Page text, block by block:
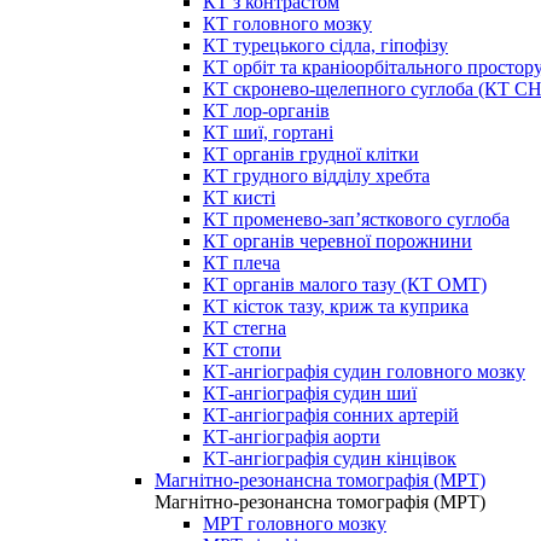
КТ головного мозку
КТ турецького сідла, гіпофізу
КТ орбіт та краніоорбітального
КТ скронево-щелепного суглоба (КТ
КТ лор-органів
КТ шиї, гортані
КТ органів грудної клітки
КТ грудного відділу хребта
КТ кисті
КТ променево-зап’ясткового суглоба
КТ органів черевної порожнини
КТ плеча
КТ органів малого тазу (КТ ОМТ)
КТ кісток тазу, криж та куприка
КТ стегна
КТ стопи
КТ-ангіографія судин головного мозку
КТ-ангіографія судин шиї
КТ-ангіографія сонних артерій
КТ-ангіографія аорти
КТ-ангіографія судин кінцівок
Магнітно-резонансна томографія (МРТ)
Магнітно-резонансна томографія (МРТ)
МРТ головного мозку